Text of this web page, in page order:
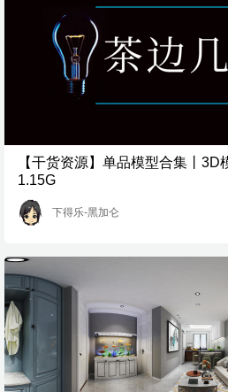
【干货资源】单品模型合集丨3D
1.15G
下得乐-黑加仑